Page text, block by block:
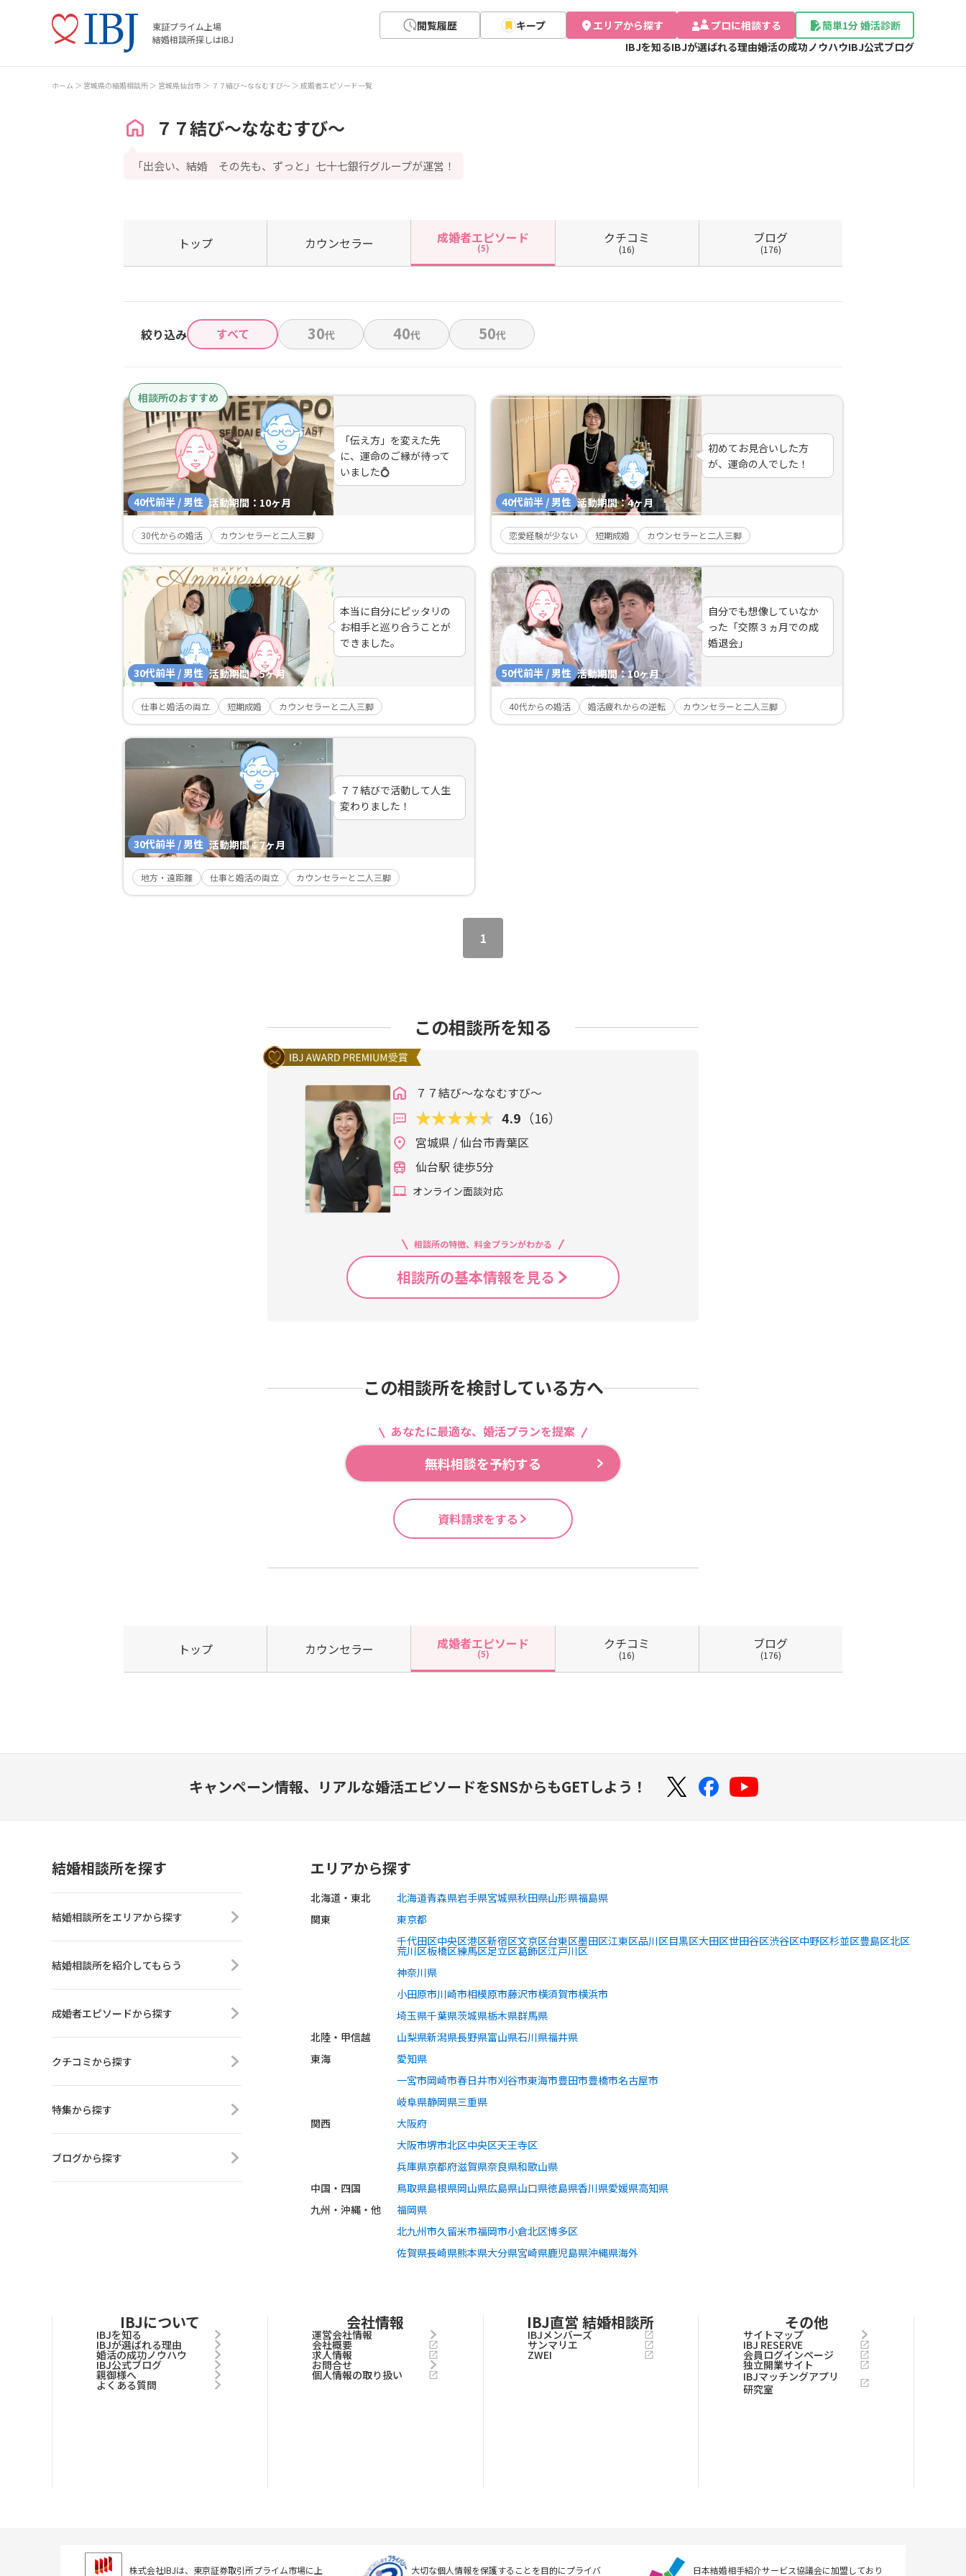
東証プライム上場
結婚相談所探しはIBJ
閲覧履歴 キープ エリアから探す プロに相談する
簡単1分 婚活診断
IBJを知るIBJが選ばれる理由婚活の成功ノウハウIBJ公式ブログ
ホーム 宮城県の結婚相談所 宮城県仙台市 ７７結び～ななむすび～ 成婚者エピソード一覧
７７結び～ななむすび～
「出会い、結婚 その先も、ずっと」七十七銀行グループが運営！
トップ カウンセラー 成婚者エピソード
(5)
クチコミ
(16)
ブログ
(176)
絞り込み すべて 30代 40代 50代
相談所のおすすめ
40代前半 / 男性 活動期間： 10ヶ月
「伝え方」を変えた先
に、運命のご縁が待って
いました💍
30代からの婚活 カウンセラーと二人三脚
40代前半 / 男性 活動期間：4ヶ月
初めてお見合いした方
が、運命の人でした！
恋愛経験が少ない 短期成婚 カウンセラーと二人三脚
30代前半 / 男性 活動期間：5ヶ月
本当に自分にピッタリの
お相手と巡り合うことが
できました。
仕事と婚活の両立 短期成婚 カウンセラーと二人三脚
50代前半 / 男性 活動期間：10ヶ月
自分でも想像していなか
った「交際３ヵ月での成
婚退会」
40代からの婚活 婚活疲れからの逆転 カウンセラーと二人三脚
30代前半 / 男性 活動期間：7ヶ月
７７結びで活動して人生
変わりました！
地方・遠距離 仕事と婚活の両立 カウンセラーと二人三脚
1
この相談所を知る
７７結び～ななむすび～
4.9 （16）
宮城県 / 仙台市青葉区
仙台駅 徒歩5分
オンライン面談対応
相談所の特徴、料金プランがわかる
相談所の基本情報を見る
この相談所を検討している方へ
あなたに最適な、婚活プランを提案
無料相談を予約する
資料請求をする
トップ カウンセラー 成婚者エピソード
(5)
クチコミ
(16)
ブログ
(176)
キャンペーン情報、 リアルな婚活エピソードをSNSからもGETしよう！
結婚相談所を探す
結婚相談所をエリアから探す
結婚相談所を紹介してもらう
成婚者エピソードから探す
クチコミから探す
特集から探す
ブログから探す
エリアから探す
北海道・東北 北海道青森県岩手県宮城県秋田県山形県福島県
関東
東京都
千代田区中央区港区新宿区文京区台東区墨田区江東区品川区目黒区大田区世田谷区渋谷区中野区杉並区豊島区北区
荒川区板橋区練馬区足立区葛飾区江戸川区
神奈川県
小田原市川崎市相模原市藤沢市横須賀市横浜市
埼玉県千葉県茨城県栃木県群馬県
北陸・甲信越
山梨県新潟県長野県富山県石川県福井県
東海
愛知県
一宮市岡崎市春日井市刈谷市東海市豊田市豊橋市名古屋市
岐阜県静岡県三重県
関西
大阪府
大阪市堺市北区中央区天王寺区
兵庫県京都府滋賀県奈良県和歌山県
中国・四国
鳥取県島根県岡山県広島県山口県徳島県香川県愛媛県高知県
九州・沖縄・他
福岡県
北九州市久留米市福岡市小倉北区博多区
佐賀県長崎県熊本県大分県宮崎県鹿児島県沖縄県海外
IBJについて
IBJを知る
IBJが選ばれる理由
婚活の成功ノウハウ
IBJ公式ブログ
親御様へ
よくある質問
会社情報
運営会社情報
会社概要
求人情報
お問合せ
個人情報の取り扱い
IBJ直営 結婚相談所
IBJメンバーズ
サンマリエ
ZWEI
その他
サイトマップ
IBJ RESERVE
会員ログインページ
独立開業サイト
IBJマッチングアプリ
研究室
株式会社IBJは、東京証券取引所プライム市場に上 大切な個人情報を保護することを目的にプライバ 日本結婚相手紹介サービス協議会に加盟しており